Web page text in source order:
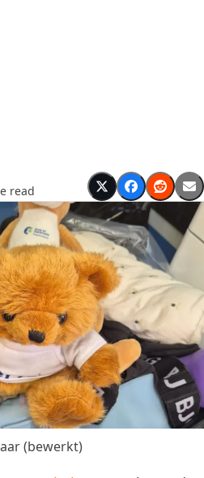
read
(bewerkt)